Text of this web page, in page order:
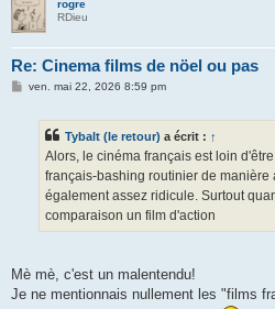
rogre
RDieu
Re: Cinema films de nöel ou pas
Mven. mai 22, 2026 8:59 pm
Tybalt (le retour) a écrit : ↑
Alors, le cinéma français est loin
français-bashing routinier de
également assez ridicule. Surtout
comparaison un film d'action
Mè mè, c'est un malentendu!
Je ne mentionnais nullement les "films